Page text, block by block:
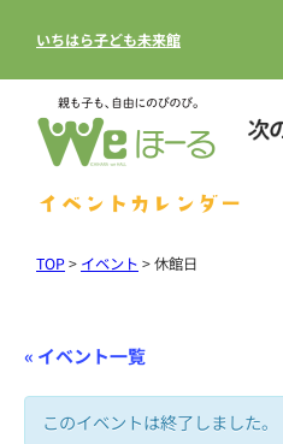
いちはら子ども未来館
イベントカレンダー
TOP> イベント >休館日
« イベント一覧
このイベントは終了しました。